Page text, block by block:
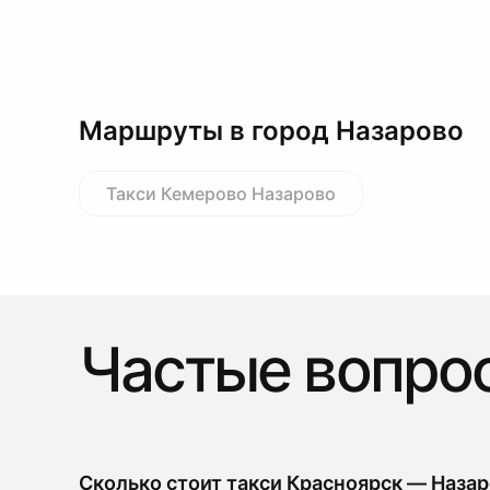
Маршруты в город Назарово
Такси Кемерово Назарово
Частые
Сколько стоит такси Красноярск —